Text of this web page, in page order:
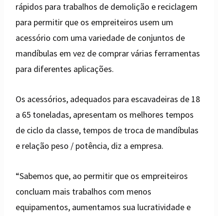
rápidos para trabalhos de demolição e reciclagem
para permitir que os empreiteiros usem um
acessório com uma variedade de conjuntos de
mandíbulas em vez de comprar várias ferramentas
para diferentes aplicações.
Os acessórios, adequados para escavadeiras de 18
a 65 toneladas, apresentam os melhores tempos
de ciclo da classe, tempos de troca de mandíbulas
e relação peso / potência, diz a empresa.
“Sabemos que, ao permitir que os empreiteiros
concluam mais trabalhos com menos
equipamentos, aumentamos sua lucratividade e